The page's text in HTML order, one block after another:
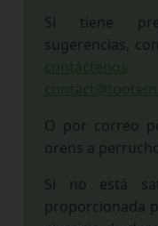
Si tiene
sugerencias,
contáctenos
O por correo
orens a
Si no está
proporcionada